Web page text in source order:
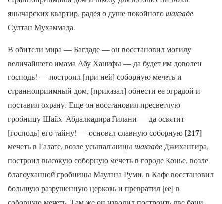
янычарских квартир, радея о душе покойногошахзаде
Султан Мухаммада.
В обители мира — Багдаде — он восстановил могилу
величайшего имама Абу Ханифы — да будет им доволен
господь! — построил [при ней] соборную мечеть и
странноприимный дом, [приказал] обнести ее оградой и
поставил охрану. Еще он восстановил пресветлую
гробницу Шайх 'Абдалкадира Гилани — да освятит
[господь] его тайну! — основал славную соборную [217]
мечеть в Галате, возле усыпальницышахзаде Джихангира,
построил высокую соборную мечеть в городе Конье, возле
благоуханной гробницы Маулана Руми, в Кафе восстановил
большую разрушенную церковь и превратил [ее] в
соборную мечеть. Там же он изволил построить две бани,